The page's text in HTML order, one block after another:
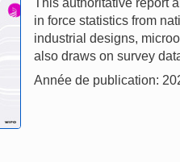
This authoritative report
in force statistics from
industrial designs,
also draws on survey
Année de publication: